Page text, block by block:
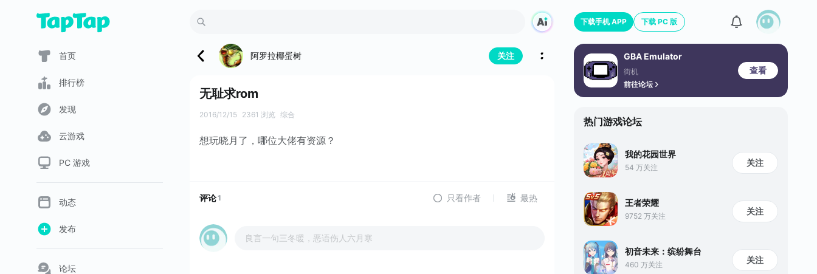
首页
排行榜
发现
云游戏
PC 游戏
动态
发布
论坛
阿罗拉椰蛋树 关注
无耻求rom
2016/12/15 2361 浏览 综合
想玩晓月了，哪位大佬有资源？
评论1 只看作者 最热
良言一句三冬暖，恶语伤人六月寒
下载手机 APP 下载 PC 版
GBA Emulator
街机
前往论坛
查看
热门游戏论坛
我的花园世界
54 万关注 关注
王者荣耀
9752 万关注 关注
初音未来：缤纷舞台
460 万关注 关注